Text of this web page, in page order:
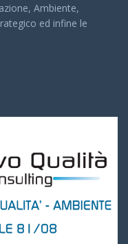
Ambiente,
ed infine le